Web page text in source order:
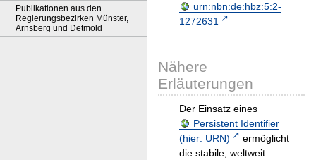
Publikationen aus den
Regierungsbezirken Münster,
Arnsberg und Detmold
urn:nbn:de:hbz:5:2-
1272631
Nähere
Erläuterungen
Der Einsatz eines
Persistent Identifier
(hier: URN)
ermöglicht
die stabile, weltweit